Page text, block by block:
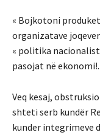
« Bojkotoni
organizatave
« politika
pasojat në
Veq kesaj,
shteti serb kundër
kunder integrimeve